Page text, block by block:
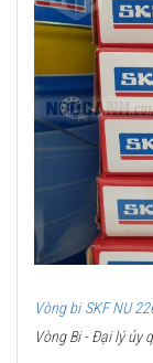
Vòng bi SKF NU
Vòng Bi - Đại lý ủy